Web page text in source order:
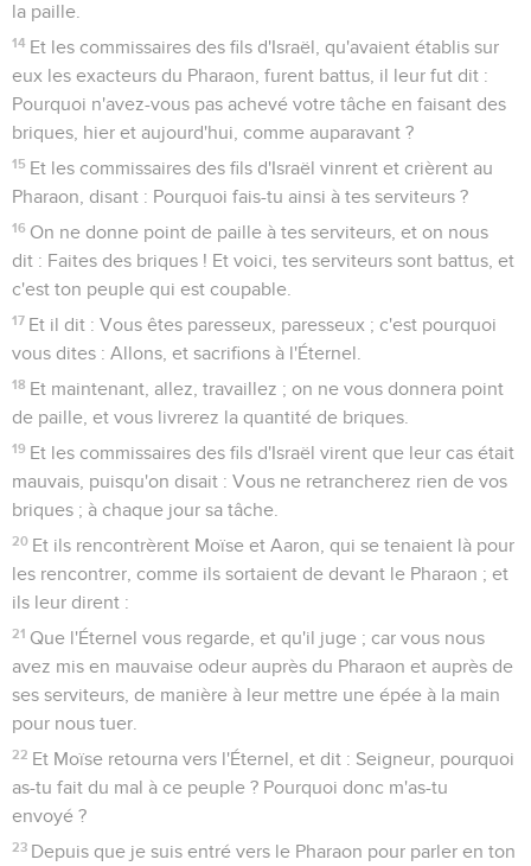
la paille.
14 Et les commissaires des fils d'Israël, qu'avaient établis sur
eux les exacteurs du Pharaon, furent battus, il leur fut dit :
Pourquoi n'avez-vous pas achevé votre tâche en faisant des
briques, hier et aujourd'hui, comme auparavant ?
15 Et les commissaires des fils d'Israël vinrent et crièrent au
Pharaon, disant : Pourquoi fais-tu ainsi à tes serviteurs ?
16 On ne donne point de paille à tes serviteurs, et on nous
dit : Faites des briques ! Et voici, tes serviteurs sont battus, et
c'est ton peuple qui est coupable.
17 Et il dit : Vous êtes paresseux, paresseux ; c'est pourquoi
vous dites : Allons, et sacrifions à l'Éternel.
18 Et maintenant, allez, travaillez ; on ne vous donnera point
de paille, et vous livrerez la quantité de briques.
19 Et les commissaires des fils d'Israël virent que leur cas était
mauvais, puisqu'on disait : Vous ne retrancherez rien de vos
briques ; à chaque jour sa tâche.
20 Et ils rencontrèrent Moïse et Aaron, qui se tenaient là pour
les rencontrer, comme ils sortaient de devant le Pharaon ; et
ils leur dirent :
21 Que l'Éternel vous regarde, et qu'il juge ; car vous nous
avez mis en mauvaise odeur auprès du Pharaon et auprès de
ses serviteurs, de manière à leur mettre une épée à la main
pour nous tuer.
22 Et Moïse retourna vers l'Éternel, et dit : Seigneur, pourquoi
as-tu fait du mal à ce peuple ? Pourquoi donc m'as-tu
envoyé ?
23 Depuis que je suis entré vers le Pharaon pour parler en ton